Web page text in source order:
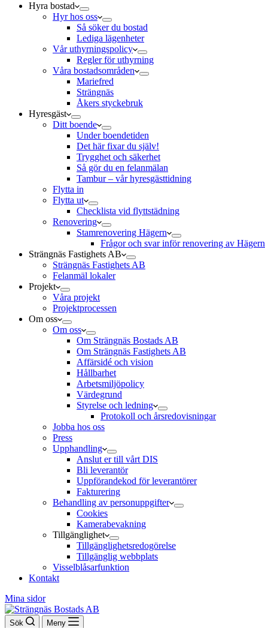
Hyra bostad
Hyr hos oss
Så söker du bostad
Lediga lägenheter
Vår uthyrningspolicy
Regler för uthyrning
Våra bostadsområden
Mariefred
Strängnäs
Åkers styckebruk
Hyresgäst
Ditt boende
Under boendetiden
Det här fixar du själv!
Trygghet och säkerhet
Så gör du en felanmälan
Tambur – vår hyresgästtidning
Flytta in
Flytta ut
Checklista vid flyttstädning
Renovering
Stamrenovering Hägern
Frågor och svar inför renovering av Hägern
Strängnäs Fastighets AB
Strängnäs Fastighets AB
Felanmäl lokaler
Projekt
Våra projekt
Projektprocessen
Om oss
Om oss
Om Strängnäs Bostads AB
Om Strängnäs Fastighets AB
Affärsidé och vision
Hållbarhet
Arbetsmiljöpolicy
Värdegrund
Styrelse och ledning
Protokoll och årsredovisningar
Jobba hos oss
Press
Upphandling
Anslut er till vårt DIS
Bli leverantör
Uppförandekod för leverantörer
Fakturering
Behandling av personuppgifter
Cookies
Kamerabevakning
Tillgänglighet
Tillgänglighetsredogörelse
Tillgänglig webbplats
Visselblåsarfunktion
Kontakt
Mina sidor
Sök Meny